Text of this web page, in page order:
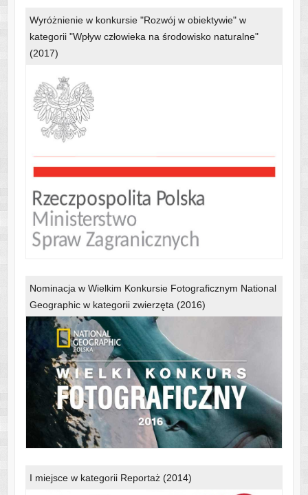
Wyróżnienie w konkursie "Rozwój w obiektywie" w
kategorii "Wpływ człowieka na środowisko naturalne"
(2017)
Nominacja w Wielkim Konkursie Fotograficznym National
Geographic w kategorii zwierzęta (2016)
I miejsce w kategorii Reportaż (2014)